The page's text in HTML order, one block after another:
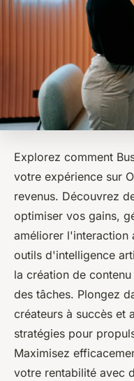
Explorez comment
votre expérience sur
revenus. Découvrez
optimiser vos gains,
améliorer l'interaction
outils d'intelligence
la création de
des tâches. Plongez
créateurs à succès et
stratégies pour
Maximisez
votre rentabilité avec